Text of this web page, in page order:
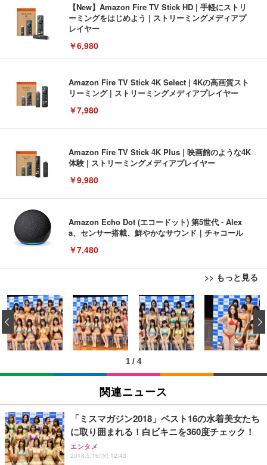
【New】Amazon Fire TV Stick HD | 手軽にストリ
ーミングをはじめよう | ストリーミングメディアプ
レイヤー
￥6,980
Amazon Fire TV Stick 4K Select | 4Kの高画質スト
リーミング | ストリーミングメディアプレイヤー
￥7,980
Amazon Fire TV Stick 4K Plus | 映画館のような4K
体験 | ストリーミングメディアプレイヤー
￥9,980
Amazon Echo Dot (エコードット) 第5世代 - Alex
a、センサー搭載、鮮やかなサウンド｜チャコール
￥7,480
>> もっと見る
[EdoErgo] オフィスチェア 椅子 テレワーク 疲れな
い 跳ね上げ式アームレスト コンパクト 約105度ロッ
キング pc 事務椅子 360度回転 座面昇降 強化ナイロ
ン樹脂ベース 通気性メッシュ 在宅ワーク H-WY01
(黒網+黒枠+黒足)
￥5,699
SIHOO B100 オフィスチェア／デスクチェア メッシ
ュチェア 人間工学 疲れない ブラック
￥27,999
Sezlife オフィスチェア デスクチェア 疲れない テレ
ワーク チェア 強化バックレスト 30度ロッキング機
能 人間工学 椅子 腰サポート 90度跳ね上げ式アーム
EIZO ビジネス向けプレミアムモニター | FlexScan
EV3240X-WT | 31.5型4K UHD・USB Type-C・ホワ
イト
￥105,595
EIZO ビジネス向けプレミアムモニター | FlexScan
￥109,572
【純正品】27"ゲーミングモニター DualSense 充電
フック付き（CFI-ZDM1J）
Amazonベーシック ペットシーツ 薄型 レギュラー 1
回使い捨て 無香料 ホワイト 300枚
￥3,373
Amazonベーシック ペットシーツ 厚型 ワイド 42枚
x2袋(84枚) ホワイト(吸収面:ライトブルー)
￥3,234
ネオ・ルーライフ ネオ・オムツ L 中型犬用 26枚入
り 単品
1 / 4
‹
関連ニュース
「ミスマガジン2018」ベスト16の水着美女たち
に取り囲まれる！白ビキニを360度チェック！
エンタメ
2018.5.16(水) 12:43